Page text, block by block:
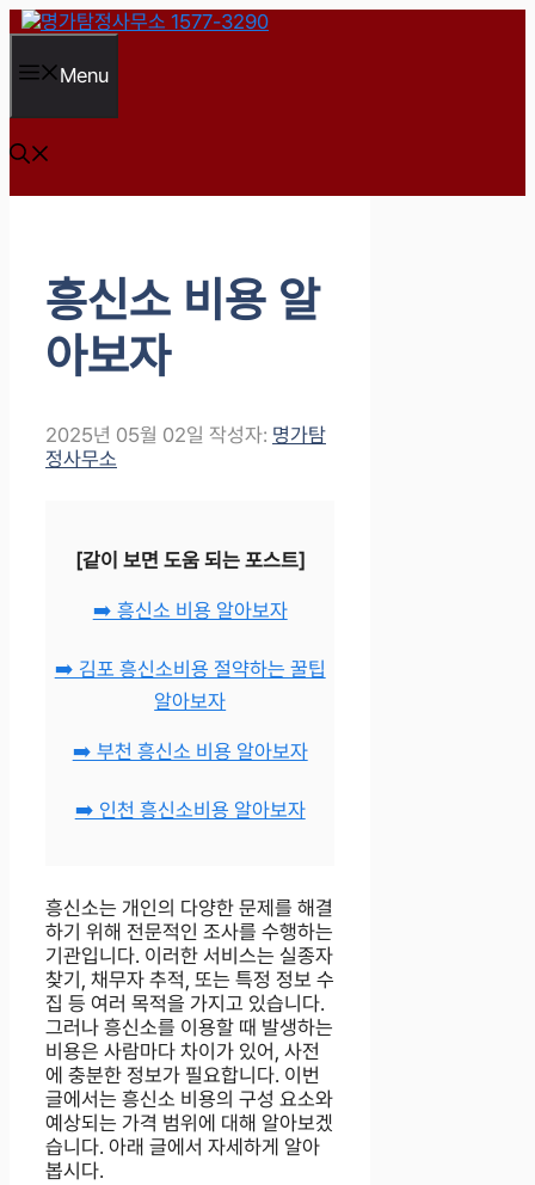
컨
츠
건
너
뛰
Menu
흥신소 비용 알
아보자
2025년 05월 02일 작성자: 명가탐
정사무소
[같이 보면 도움 되는 포스트]
➡️ 흥신소 비용 알아보자
➡️ 김포 흥신소비용 절약하는 꿀팁
알아보자
➡️ 부천 흥신소 비용 알아보자
➡️ 인천 흥신소비용 알아보자
흥신소는 개인의 다양한 문제를 해결
하기 위해 전문적인 조사를 수행하는
기관입니다. 이러한 서비스는 실종자
찾기, 채무자 추적, 또는 특정 정보 수
집 등 여러 목적을 가지고 있습니다.
그러나 흥신소를 이용할 때 발생하는
비용은 사람마다 차이가 있어, 사전
에 충분한 정보가 필요합니다. 이번
글에서는 흥신소 비용의 구성 요소와
예상되는 가격 범위에 대해 알아보겠
습니다. 아래 글에서 자세하게 알아
봅시다.